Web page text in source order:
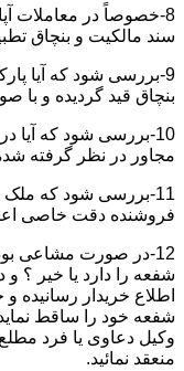
8-خصوصاً در معاملات
سند مالکیت و بنچاق
9-بررسی شود که آیا
بنچاق قید گردیده و با
10-بررسی شود که آیا
مجاور در نظر گرفته
11-بررسی شود که
فروشنده دقت خاصی
12-در صورت مشاعی
شفعه را دارد یا خیر ؟
اطلاع خریدار
شفعه خود را ساقط
وکیل دعاوی یا فرد
منعقد نمائید.